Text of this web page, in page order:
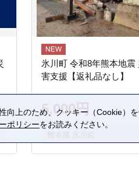
氷川町 令和8年熊本地震
害支援【返礼品なし】
5,000円
向上のため、クッキー（Cookie）
ポリシーをお読みください。